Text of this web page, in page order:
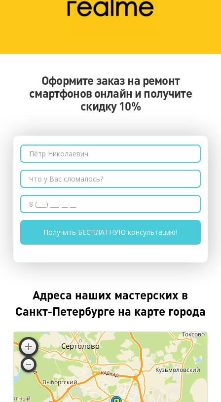
Оформите заказ на ремонт
смартфонов онлайн и получите
скидку 10%
Адреса наших мастерских в
Санкт-Петербурге на карте города